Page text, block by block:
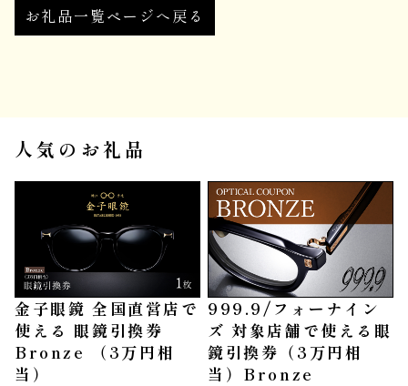
お礼品一覧ページへ戻る
人気のお礼品
金子眼鏡 全国直営店で
使える 眼鏡引換券
Bronze （3万円相
当）
999.9/フォーナイン
ズ 対象店舗で使える眼
鏡引換券（3万円相
当）Bronze